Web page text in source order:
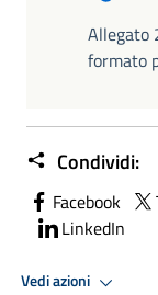
Allegato
formato
Condividi:
Facebook
LinkedIn
Vedi azioni